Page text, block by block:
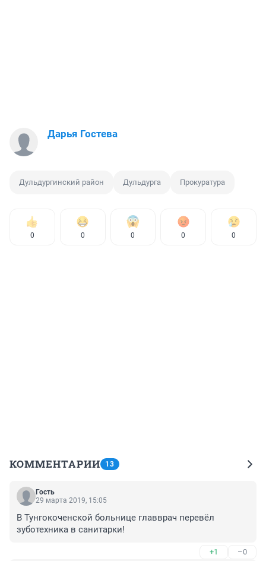
Дарья Гостева
Дульдургинский район Дульдурга Прокуратура
0 0 0 0 0
КОММЕНТАРИИ 13
Гость
29 марта 2019, 15:05
В Тунгокоченской больнице главврач перевёл
зуботехника в санитарки!
+1 –0